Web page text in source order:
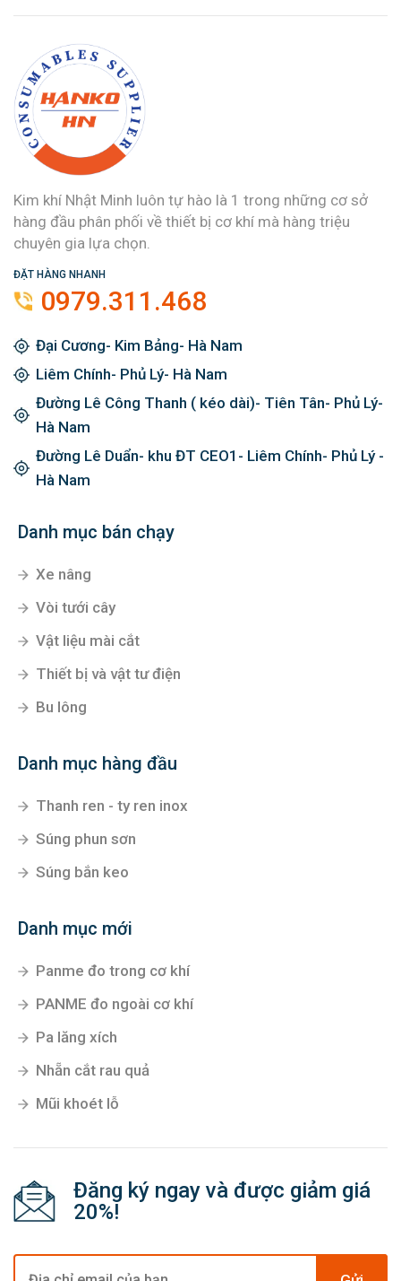
Kim khí Nhật Minh luôn tự hào là 1 trong những cơ sở
hàng đầu phân phối về thiết bị cơ khí mà hàng triệu
chuyên gia lựa chọn.
ĐẶT HÀNG NHANH
0979.311.468
Đại Cương- Kim Bảng- Hà Nam
Liêm Chính- Phủ Lý- Hà Nam
Đường Lê Công Thanh ( kéo dài)- Tiên Tân- Phủ Lý-
Hà Nam
Đường Lê Duẩn- khu ĐT CEO1- Liêm Chính- Phủ Lý -
Hà Nam
Danh mục bán chạy
Xe nâng
Vòi tưới cây
Vật liệu mài cắt
Thiết bị và vật tư điện
Bu lông
Danh mục hàng đầu
Thanh ren - ty ren inox
Súng phun sơn
Súng bắn keo
Danh mục mới
Panme đo trong cơ khí
PANME đo ngoài cơ khí
Pa lăng xích
Nhẵn cắt rau quả
Mũi khoét lỗ
Đăng ký ngay và được giảm giá
20%!